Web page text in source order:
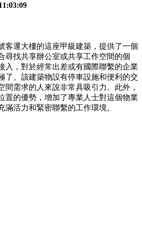
客運大樓的這座甲級建築，提供了一個
尋找共享辦公室或共享工作空間的個
入，對於經常出差或有國際聯繫的企業
了。該建築物設有停車設施和便利的交
間需求的人來說非常具吸引力。此外，
置的優勢，增加了專業人士對這個物業
滿活力和緊密聯繫的工作環境。